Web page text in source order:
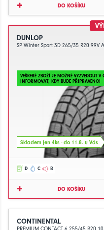
DO KOŠÍKU
DUNLOP
SP Winter Sport 3D 265/35 R20 99V
VEŠKERÉ ZBOŽÍ JE MOŽNÉ VYZVEDOUT
INFORMOVAT, KDY BUDE PŘIPRAVENO!
Skladem jen 4ks - do 11.8. u Vás
D C B
DO KOŠÍKU
CONTINENTAL